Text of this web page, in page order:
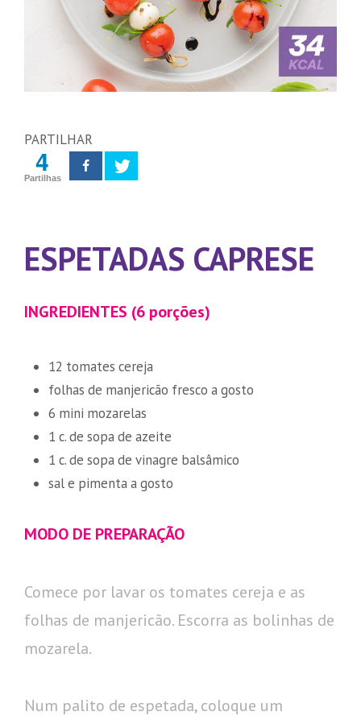
PARTILHAR
4
Partilhas
ESPETADAS CAPRESE
INGREDIENTES (6 porções)
12 tomates cereja
folhas de manjericão fresco a gosto
6 mini mozarelas
1 c. de sopa de azeite
1 c. de sopa de vinagre balsâmico
sal e pimenta a gosto
MODO DE PREPARAÇÃO
Comece por lavar os tomates cereja e as
folhas de manjericão. Escorra as bolinhas de
mozarela.
Num palito de espetada, coloque um